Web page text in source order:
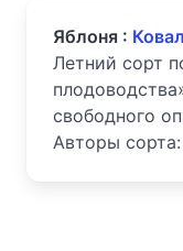
Яблоня :
Летний сорт
свободного
Авторы сорта: